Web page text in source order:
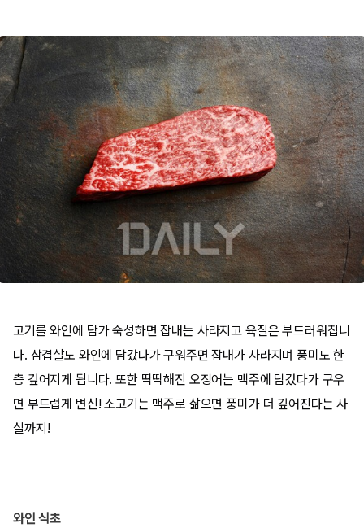
고기를 와인에 담가 숙성하면 잡내는 사라지고 육질은 부드러워집니
다. 삼겹살도 와인에 담갔다가 구워주면 잡내가 사라지며 풍미도 한
층 깊어지게 됩니다. 또한 딱딱해진 오징어는 맥주에 담갔다가 구우
면 부드럽게 변신! 소고기는 맥주로 삶으면 풍미가 더 깊어진다는 사
실까지!
와인 식초